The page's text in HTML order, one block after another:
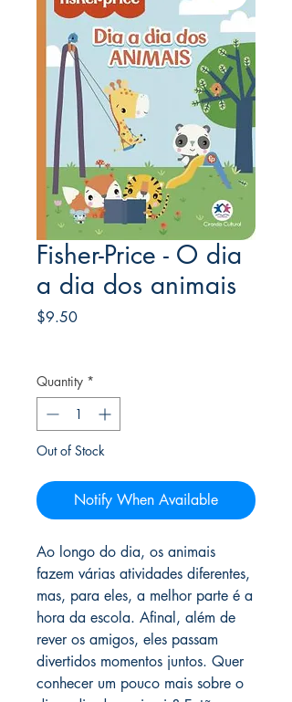
Fisher-Price - O dia
a dia dos animais
$9.50Price
Quantity *
Out of Stock
Notify When Available
Ao longo do dia, os animais
fazem várias atividades diferentes,
mas, para eles, a melhor parte é a
hora da escola. Afinal, além de
rever os amigos, eles passam
divertidos momentos juntos. Quer
conhecer um pouco mais sobre o